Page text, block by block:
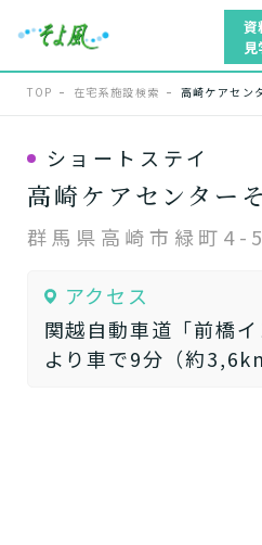
資
TOP 在宅系施設検索 高崎ケアセン
ショートステイ
高崎ケアセンター
群馬県高崎市緑町4-
アクセス
関越自動車道「前橋イ
より車で9分（約